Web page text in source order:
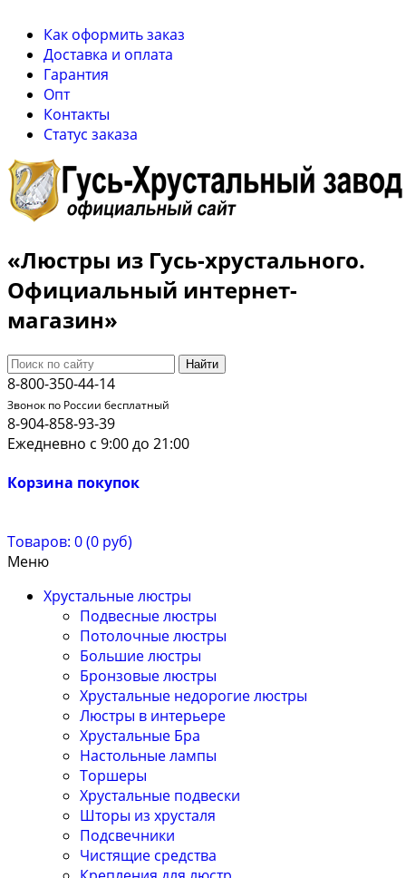
Как оформить заказ
Доставка и оплата
Гарантия
Опт
Контакты
Cтатус заказа
«Люстры из Гусь-хрустального.
Официальный интернет-
магазин»
Найти
8-800-350-44-14
Звонок по России бесплатный
8-904-858-93-39
Ежедневно с 9:00 до 21:00
Корзина покупок
Товаров: 0 (0 руб)
Меню
Хрустальные люстры
Подвесные люстры
Потолочные люстры
Большие люстры
Бронзовые люстры
Хрустальные недорогие люстры
Люстры в интерьере
Хрустальные Бра
Настольные лампы
Торшеры
Хрустальные подвески
Шторы из хрусталя
Подсвечники
Чистящие средства